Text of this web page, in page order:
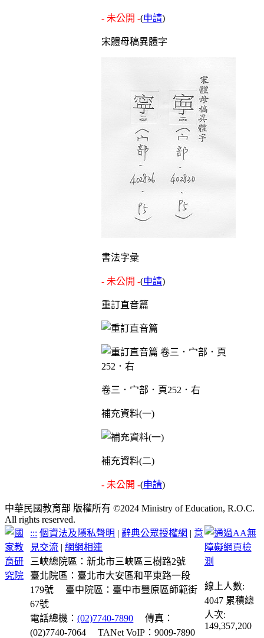
- 未公開 -(申請)
宋體母稿異體字
書法字彙
- 未公開 -(申請)
重訂直音篇
卷三．宀部．頁252．右
補充資料(一)
補充資料(二)
- 未公開 -(申請)
中華民國教育部 版權所有 ©2024 Ministry of Education, R.O.C.
All rights reserved.
::: 個資法及隱私聲明 | 辭典公眾授權網 | 意
見交流 |網網相連
三峽總院區：新北市三峽區三樹路2號
臺北院區：臺北市大安區和平東路一段
179號
臺中院區：臺中市豐原區師範街
67號
電話總機：(02)7740-7890
傳真：
(02)7740-7064
TANet VoIP：9009-7890
線上人數:
4047 累積總
人次:
149,357,200